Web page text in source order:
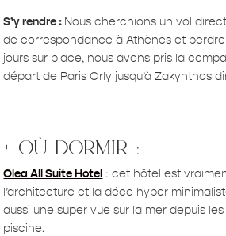
S’y rendre : Nous cherchions un vol
de correspondance à Athènes et
jours sur place, nous avons pris la
départ de Paris Orly jusqu’à Zakynthos
+ où dormir :
Olea All Suite Hotel : cet hôtel est
l’architecture et la déco hyper
aussi une super vue sur la mer depuis
piscine.